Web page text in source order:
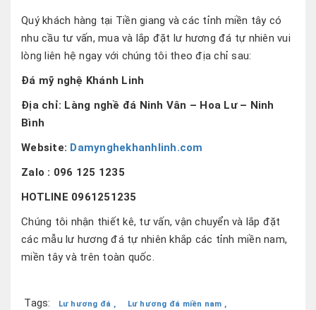
Quý khách hàng tại Tiền giang và các tỉnh miền tây có
nhu cầu tư vấn, mua và lắp đặt lư hương đá tự nhiên vui
lòng liên hệ ngay với chúng tôi theo địa chỉ sau:
Đá mỹ nghệ Khánh Linh
Địa chỉ: Làng nghề đá Ninh Vân – Hoa Lư – Ninh
Bình
Website: Damynghekhanhlinh.com
Zalo : 096 125 1235
HOTLINE 0961251235
Chúng tôi nhận thiết kê, tư vấn, vận chuyển và lắp đặt
các mẫu lư hương đá tự nhiên khắp các tỉnh miền nam,
miền tây và trên toàn quốc.
Tags: Lư hương đá ,
Lư hương đá miền nam ,